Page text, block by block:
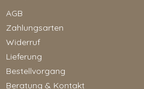
AGB
Zahlungsarten
Widerruf
Lieferung
Bestellvorgang
Beratung & Kontakt